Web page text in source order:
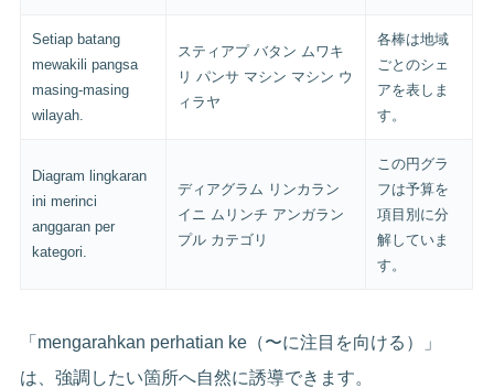
Setiap batang
mewakili pangsa
masing-masing
wilayah.
スティアプ バタン ムワキ
リ パンサ マシン マシン ウ
ィラヤ
各棒は地域
ごとのシェ
アを表しま
す。
Diagram lingkaran
ini merinci
anggaran per
kategori.
ディアグラム リンカラン
イニ ムリンチ アンガラン
プル カテゴリ
この円グラ
フは予算を
項目別に分
解していま
す。
「mengarahkan perhatian ke（〜に注目を向ける）」
は、強調したい箇所へ自然に誘導できます。